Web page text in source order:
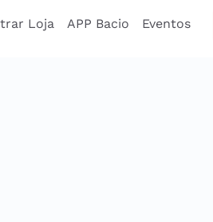
Loja APP Bacio Eventos